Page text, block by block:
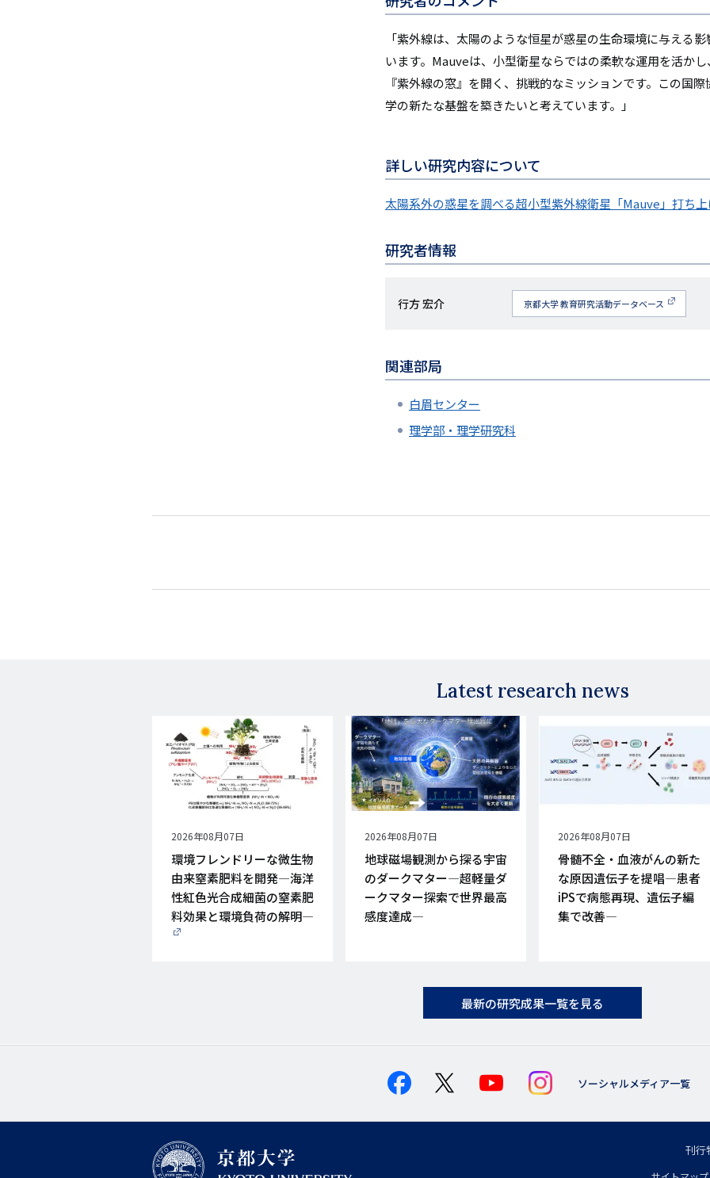
「紫外線は、太陽のような恒星が惑星の生命環境に与える
います。Mauveは、小型衛星ならではの柔軟な運用を活か
『紫外線の窓』を開く、挑戦的なミッションです。この国
学の新たな基盤を築きたいと考えています。」
詳しい研究内容について
太陽系外の惑星を調べる超小型紫外線衛星「Mauve」打ち
研究者情報
研
名
行方 宏介 京都大学 教育研究活動データベース
関連部局
白眉センター
理学部・理学研究科
Latest research news
公
開
日
2026年08月07日
環境フレンドリーな微生物
由来窒素肥料を開発―海洋
性紅色光合成細菌の窒素肥
料効果と環境負荷の解明―
公
開
2026年08月07日
地球磁場観測から探る宇宙
のダークマター―超軽量ダ
ークマター探索で世界最高
感度達成―
公
開
日
2026年08月07日
骨髄不全・血液がんの新た
な原因遺伝子を提唱―患者
iPSで病態再現、遺伝子編
集で改善―
最新の研究成果一覧を見る
ソーシャルメディア一覧
フ
刊行